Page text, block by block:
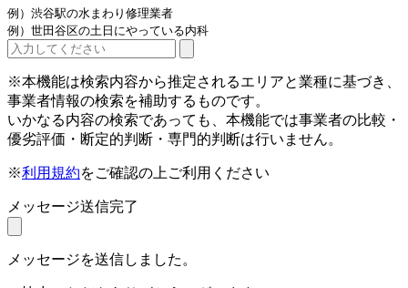
例）渋谷駅の水まわり修理業者
例）世田谷区の土日にやっている内科
※本機能は検索内容から推定されるエリアと業種に基づき、
事業者情報の検索を補助するものです。
いかなる内容の検索であっても、本機能では事業者の比較・
優劣評価・断定的判断・専門的判断は行いません。
※利用規約をご確認の上ご利用ください
メッセージ送信完了
メッセージを送信しました。